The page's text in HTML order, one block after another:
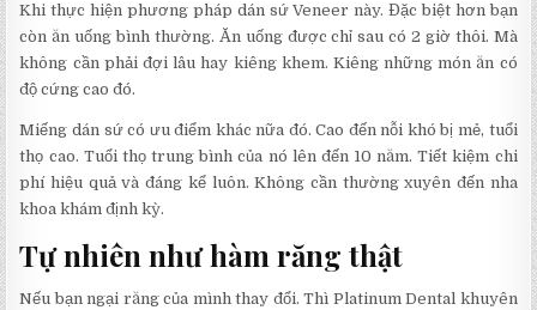
Khi thực hiện phương pháp dán sứ Veneer này. Đặc biệt hơn bạn
còn ăn uống bình thường. Ăn uống được chỉ sau có 2 giờ thôi. Mà
không cần phải đợi lâu hay kiêng khem. Kiêng những món ăn có
độ cứng cao đó.
Miếng dán sứ có ưu điểm khác nữa đó. Cao đến nỗi khó bị mẻ, tuổi
thọ cao. Tuổi thọ trung bình của nó lên đến 10 năm. Tiết kiệm chi
phí hiệu quả và đáng kể luôn. Không cần thường xuyên đến nha
khoa khám định kỳ.
Tự nhiên như hàm răng thật
Nếu bạn ngại răng của mình thay đổi. Thì Platinum Dental khuyên